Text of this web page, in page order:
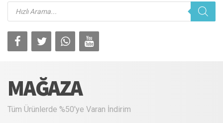
Products
search
MAĞAZA
Tüm Ürünlerde %50'ye Varan İndirim